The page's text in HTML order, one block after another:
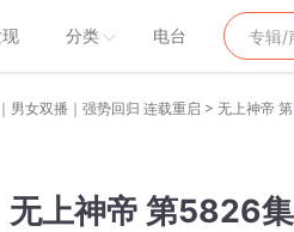
分类 电台
男女双播｜强势回归 连载重启 > 无上神帝
无上神帝 第5826